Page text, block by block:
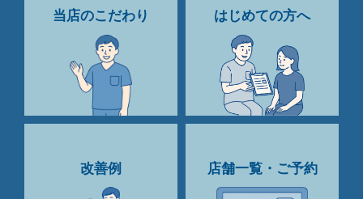
当店のこだわり はじめての方へ
改善例 店舗一覧・ご予約